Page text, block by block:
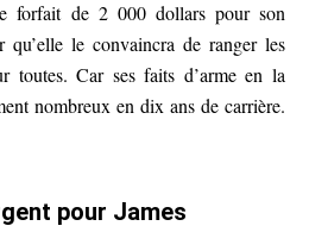
forfait de 2 000 dollars pour son
qu’elle le convaincra de ranger les
toutes. Car ses faits d’arme en la
nombreux en dix ans de carrière.
pour James